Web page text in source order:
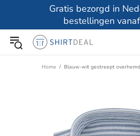
Gratis bezorgd in
bestellingen
Home Blauw-wit gestreept